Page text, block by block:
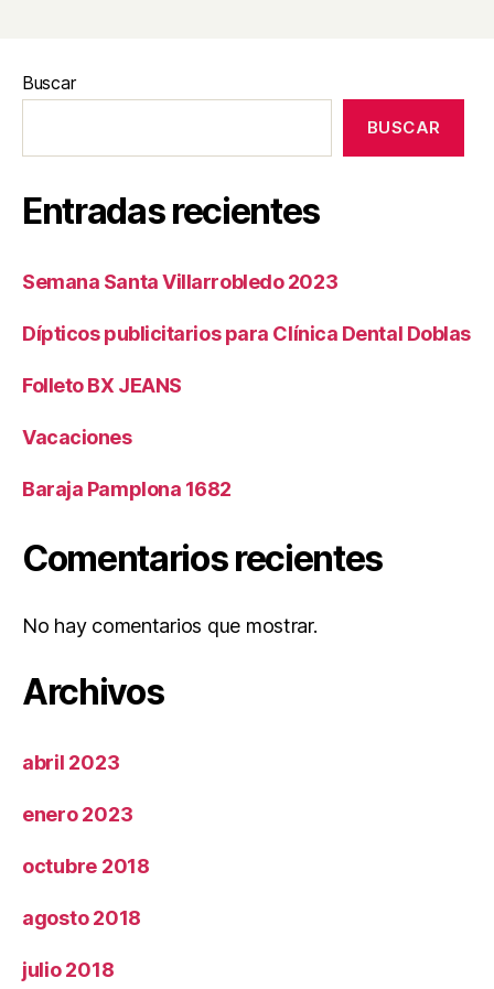
Buscar
BUSCAR
Entradas recientes
Semana Santa Villarrobledo 2023
Dípticos publicitarios para Clínica Dental Doblas
Folleto BX JEANS
Vacaciones
Baraja Pamplona 1682
Comentarios recientes
No hay comentarios que mostrar.
Archivos
abril 2023
enero 2023
octubre 2018
agosto 2018
julio 2018